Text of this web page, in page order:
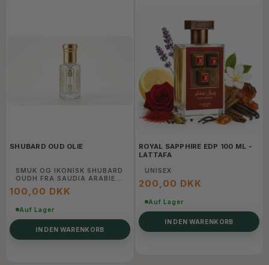
SHUBARD OUD OLIE
SMUK OG IKONISK SHUBARD
OUDH FRA SAUDIA ARABIEN
6 ML
100,00 DKK
Auf Lager
IN DEN WARENKORB
ROYAL SAPPHIRE EDP 100 ML -
LATTAFA
UNISEX
200,00 DKK
Auf Lager
IN DEN WARENKORB